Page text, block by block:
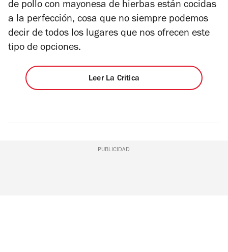
de pollo con mayonesa de hierbas están cocidas
a la perfección, cosa que no siempre podemos
decir de todos los lugares que nos ofrecen este
tipo de opciones.
Leer La Crítica
PUBLICIDAD